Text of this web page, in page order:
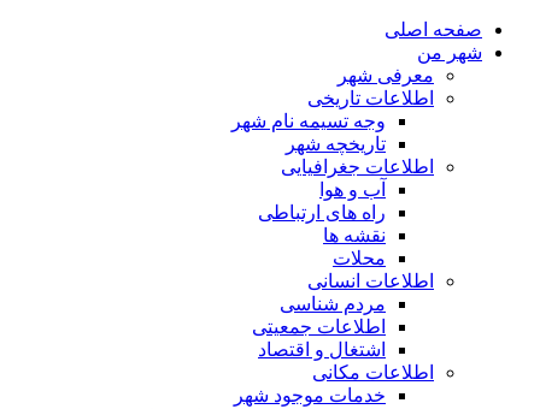
صفحه اصلی
شهر من
معرفی شهر
اطلاعات تاریخی
وجه تسیمه نام شهر
تاریخچه شهر
اطلاعات جغرافیایی
آب و هوا
راه های ارتباطی
نقشه ها
محلات
اطلاعات انسانی
مردم شناسی
اطلاعات جمعیتی
اشتغال و اقتصاد
اطلاعات مکانی
خدمات موجود شهر